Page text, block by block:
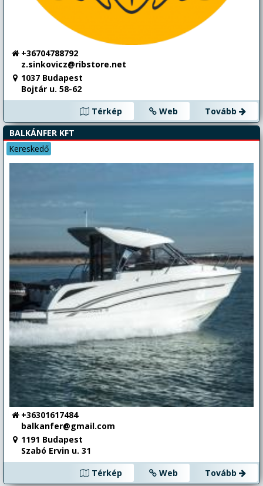
+36704788792
z.sinkovicz@ribstore.net
1037 Budapest
Bojtár u. 58-62
Térkép
Web
Tovább
BALKÁNFER KFT
Kereskedő
+36301617484
balkanfer@gmail.com
1191 Budapest
Szabó Ervin u. 31
Térkép
Web Tovább